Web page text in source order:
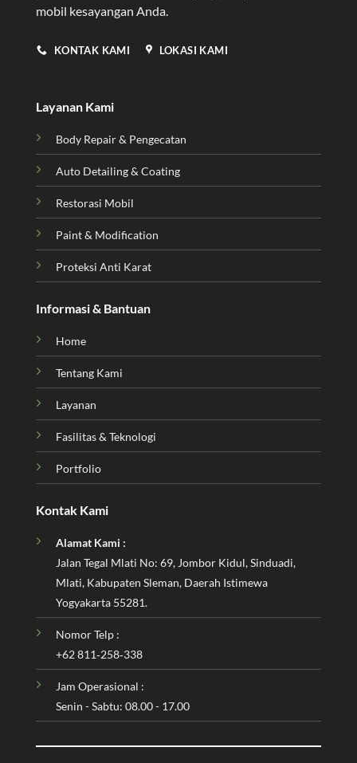
mobil kesayangan Anda.
KONTAK KAMI LOKASI KAMI
Layanan Kami
Body Repair & Pengecatan
Auto Detailing & Coating
Restorasi Mobil
Paint & Modification
Proteksi Anti Karat
Informasi & Bantuan
Home
Tentang Kami
Layanan
Fasilitas & Teknologi
Portfolio
Kontak Kami
Alamat Kami :
Jalan Tegal Mlati No: 69, Jombor Kidul, Sinduadi,
Mlati, Kabupaten Sleman, Daerah Istimewa
Yogyakarta 55281.
Nomor Telp :
‪+62 811‑258‑338‬
Jam Operasional :
Senin - Sabtu: 08.00 - 17.00